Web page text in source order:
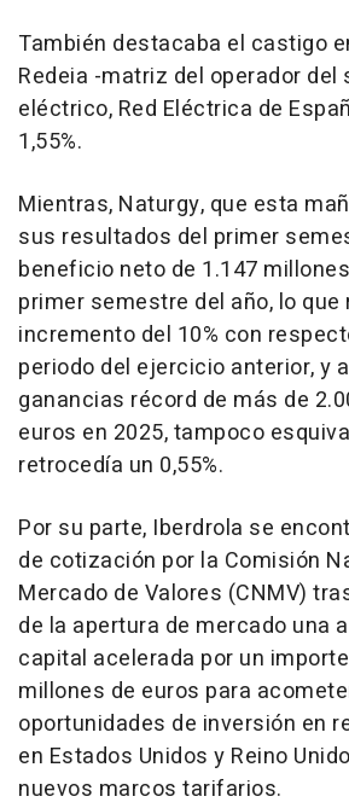
También destacaba el castigo
Redeia -matriz del operador del
eléctrico, Red Eléctrica de
1,55%.
Mientras, Naturgy, que esta
sus resultados del primer
beneficio neto de 1.147
primer semestre del año, lo que
incremento del 10% con
periodo del ejercicio anterior, y
ganancias récord de más de
euros en 2025, tampoco
retrocedía un 0,55%.
Por su parte, Iberdrola se
de cotización por la Comisión
Mercado de Valores (CNMV)
de la apertura de mercado una
capital acelerada por un
millones de euros para
oportunidades de inversión en
en Estados Unidos y Reino
nuevos marcos tarifarios.